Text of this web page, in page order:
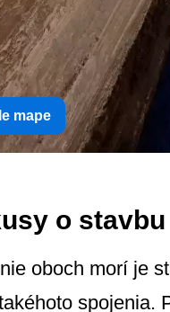
mape
o stavbu
oboch morí je
spojenia.